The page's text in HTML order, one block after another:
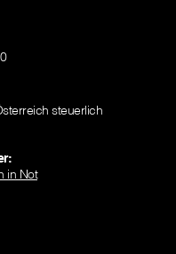
steuerlich
in Not